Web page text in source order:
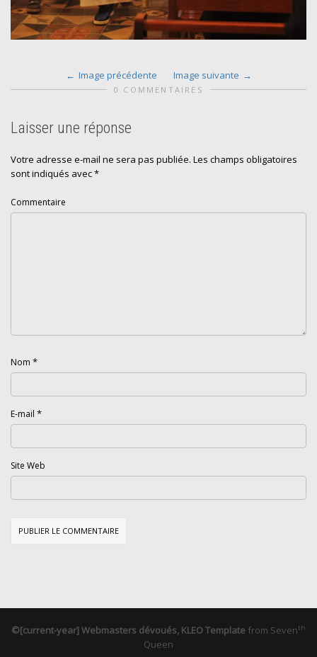
Image précédente Image suivante
0 COMMENTAIRES
Laisser une réponse
Votre adresse e-mail ne sera pas publiée. Les champs obligatoires
sont indiqués avec*
Commentaire
Nom *
E-mail *
Site Web
©[current-year] Webmasters dévoués, KLEO Template from Seventh
Queen